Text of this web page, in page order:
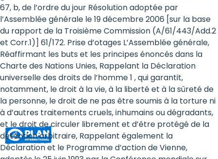
Rights
Platform
-
Girls'
rights
are
human
rights:
67, b, de l’ordre du jour Résolution adoptée par
l’Assemblée générale le 19 décembre 2006 [sur la base
du rapport de la Troisième Commission (A/61/443/Add.2
et Corr.1)] 61/172. Prise d’otages L’Assemblée générale,
Réaffirmant les buts et les principes énoncés dans la
Charte des Nations Unies, Rappelant la Déclaration
universelle des droits de l’homme 1 , qui garantit,
notamment, le droit à la vie, à la liberté et à la sûreté de
la personne, le droit de ne pas être soumis à la torture ni
à d’autres traitements cruels, inhumains ou dégradants,
et le droit de circuler librement et d’être protégé de la
détention arbitraire, Rappelant également la
Déclaration et le Programme d’action de Vienne,